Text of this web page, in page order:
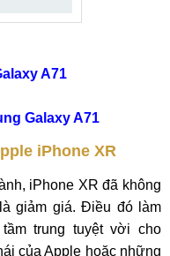
A71
Galaxy A71
iPhone XR
iPhone XR đã không
giảm giá. Điều đó làm
trung tuyệt vời cho
của Apple hoặc những